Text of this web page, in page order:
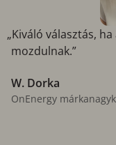
„Kiváló választás,
mozdulnak.”
W. Dorka
OnEnergy